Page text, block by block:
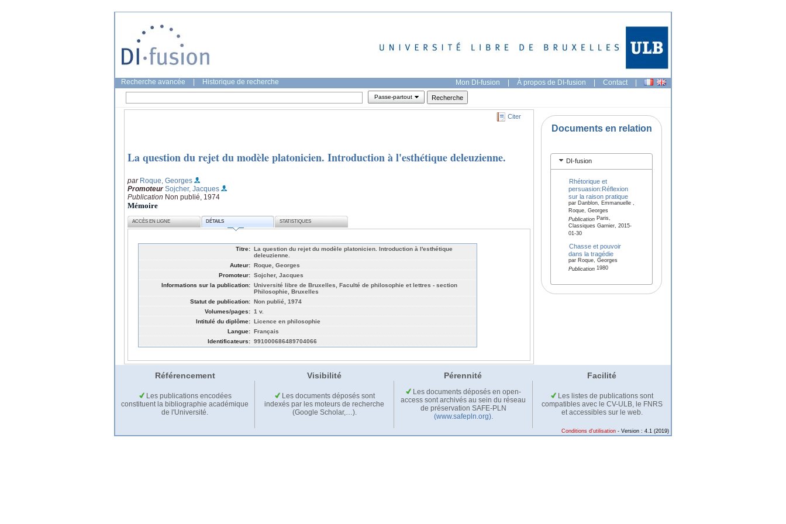
Recherche avancée Historique de recherche Mon DI-fusion | À propos de DI-fusion | Contact |
Passe-partout
Citer
La question du rejet du modèle platonicien. Introduction à l'esthétique deleuzienne.
par Roque, Georges
Promoteur Sojcher, Jacques
Publication Non publié, 1974
Mémoire
ACCÈS EN LIGNE DÉTAILS STATISTIQUES
Titre: La question du rejet du modèle platonicien. Introduction à l'esthétique
deleuzienne.
Auteur: Roque, Georges
Promoteur: Sojcher, Jacques
Informations sur la publication: Université libre de Bruxelles, Faculté de philosophie et lettres - section
Philosophie, Bruxelles
Statut de publication: Non publié, 1974
Volumes/pages: 1 v.
Intitulé du diplôme: Licence en philosophie
Langue: Français
Identificateurs: 991000686489704066
Documents en relation
DI-fusion
Rhétorique et
persuasion:Réflexion
sur la raison pratique
par Danblon, Emmanuelle ,
Roque, Georges
PublicationParis,
Classiques Garnier, 2015-
01-30
Chasse et pouvoir
dans la tragédie
par Roque, Georges
Publication1980
Référencement Visibilité Pérennité Facilité
Les publications encodées
constituent la bibliographie académique
de l'Université.
Les documents déposés sont
indexés par les moteurs de recherche
(Google Scholar,…).
Les documents déposés en open-
access sont archivés au sein du réseau
de préservation SAFE-PLN
(www.safepln.org).
Les listes de publications sont
compatibles avec le CV-ULB, le FNRS
et accessibles sur le web.
Conditions d'utilisation - Version : 4.1 (2019)